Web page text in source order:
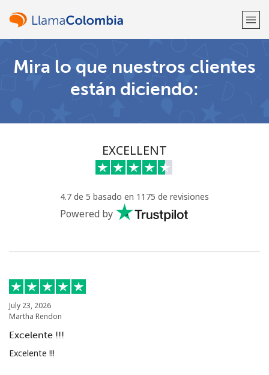
¡Bienvenido!
o
Mira lo que nuestros clientes
están diciendo:
EXCELLENT
4.7 de 5 basado en 1175 de revisiones
Powered by
July 23, 2026
Martha Rendon
Excelente !!!
Excelente !!!